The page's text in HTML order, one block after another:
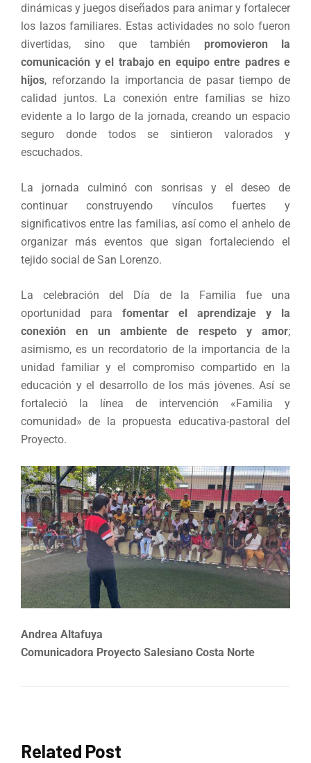
dinámicas y juegos diseñados para animar y fortalecer
los lazos familiares. Estas actividades no solo fueron
divertidas, sino que también promovieron la
comunicación y el trabajo en equipo entre padres e
hijos, reforzando la importancia de pasar tiempo de
calidad juntos. La conexión entre familias se hizo
evidente a lo largo de la jornada, creando un espacio
seguro donde todos se sintieron valorados y
escuchados.
La jornada culminó con sonrisas y el deseo de
continuar construyendo vínculos fuertes y
significativos entre las familias, así como el anhelo de
organizar más eventos que sigan fortaleciendo el
tejido social de San Lorenzo.
La celebración del Día de la Familia fue una
oportunidad para fomentar el aprendizaje y la
conexión en un ambiente de respeto y amor;
asimismo, es un recordatorio de la importancia de la
unidad familiar y el compromiso compartido en la
educación y el desarrollo de los más jóvenes. Así se
fortaleció la línea de intervención «Familia y
comunidad» de la propuesta educativa-pastoral del
Proyecto.
Andrea Altafuya
Comunicadora Proyecto Salesiano Costa Norte
Related Post